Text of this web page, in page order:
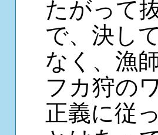
たがって
で、決し
なく、漁
フカ狩の
正義に従